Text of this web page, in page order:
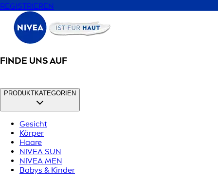
REGISTRIEREN
FINDE UNS AUF
PRODUKTKATEGORIEN
Gesicht
Körper
Haare
NIVEA SUN
NIVEA MEN
Babys & Kinder